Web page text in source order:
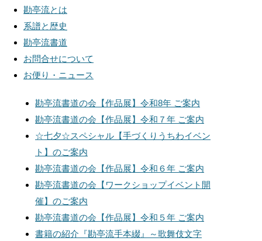
勘亭流とは
系譜と歴史
勘亭流書道
お問合せについて
お便り・ニュース
勘亭流書道の会【作品展】令和8年 ご案内
勘亭流書道の会【作品展】令和７年 ご案内
☆七夕☆スペシャル【手づくりうちわイベン
ト】のご案内
勘亭流書道の会【作品展】令和６年 ご案内
勘亭流書道の会【ワークショップイベント開
催】のご案内
勘亭流書道の会【作品展】令和５年 ご案内
書籍の紹介『勘亭流手本綴』～歌舞伎文字